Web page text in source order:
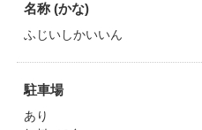
名称 (かな)
ふじいしかいいん
駐車場
あり